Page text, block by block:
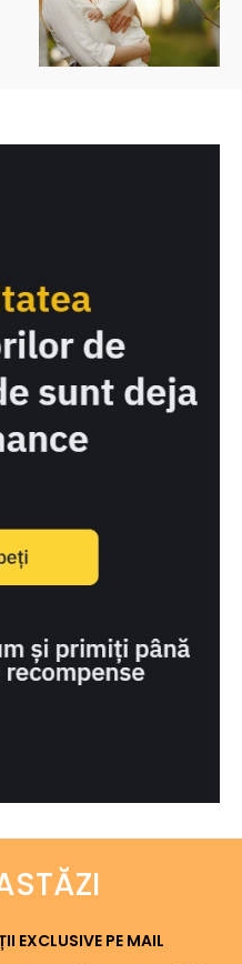
EXCLUSIVE PE MAIL